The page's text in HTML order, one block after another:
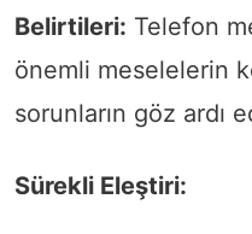
Belirtileri: Telefon
önemli meselelerin
sorunların göz ardı
Sürekli Eleştiri: